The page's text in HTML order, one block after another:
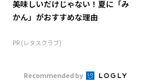
美味しいだけじゃない！夏に「み
かん」がおすすめな理由
PR (レタスクラブ)
Recommended by